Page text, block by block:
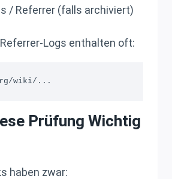
/ Referrer (falls archiviert)
Logs enthalten oft:
Prüfung Wichtig
haben zwar: